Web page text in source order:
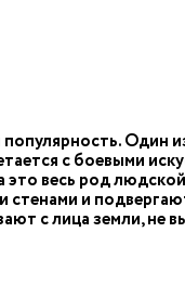
Один
с боевыми
весь род
и
с лица земли, не